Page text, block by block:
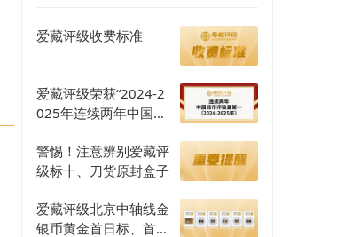
爱藏评级收费标准
爱藏评级荣获“2024-2
025年连续两年中国钱
警惕！注意辨别爱藏评
级标十、刀货原封盒子
爱藏评级北京中轴线金
银币黄金首日标、首发